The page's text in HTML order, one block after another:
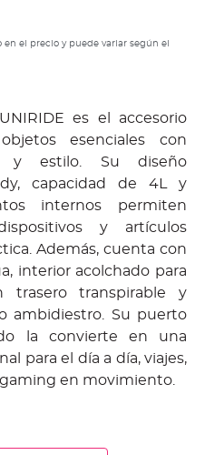
en el precio y puede variar según el
es el accesorio
esenciales con
y estilo. Su diseño
capacidad de 4L y
internos permiten
y artículos
Además, cuenta con
interior acolchado para
trasero transpirable y
ambidiestro. Su puerto
la convierte en una
para el día a día, viajes,
en movimiento.